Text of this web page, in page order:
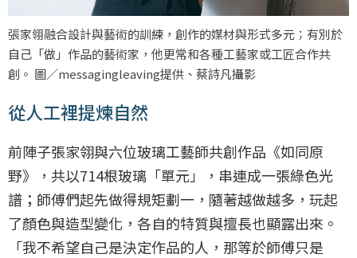
張家翎融合設計與藝術的訓練，創作的媒材與形式多元；有別於
自己「做」作品的藝術家，他更常和各種工藝家或工匠合作共
創。 圖／messagingleaving提供、蔡詩凡攝影
從人工裡提煉自然
前陣子張家翎與六位玻璃工藝師共創作品《如同原
野》，共以714根玻璃「單元」，串連成一張綠色光
譜；師傅們起先做得規矩劃一，隨著越做越多，玩起
了顏色與造型變化，各自的特質與擅長也顯露出來。
「我不希望自己是決定作品的人，那等於師傅只是